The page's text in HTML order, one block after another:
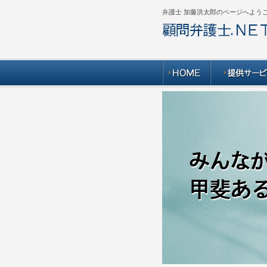
弁護士 加藤洪太郎のページへよう